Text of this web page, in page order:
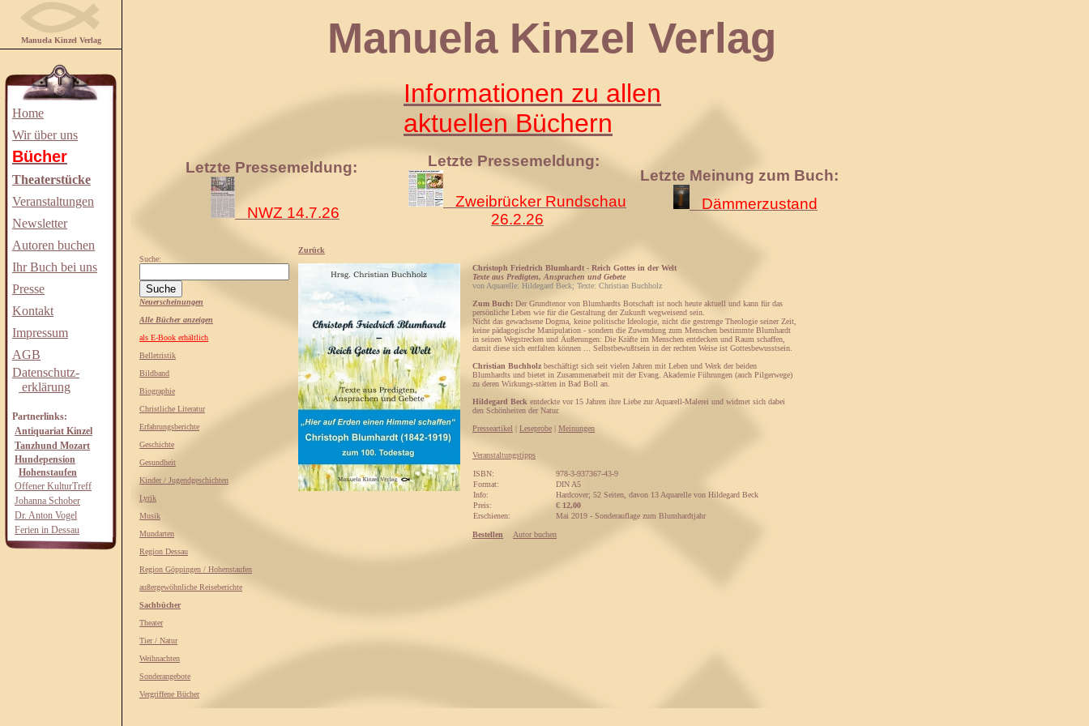
Manuela Kinzel Verlag
Home
Wir über uns
Bücher
Theaterstücke
Veranstaltungen
Newsletter
Autoren buchen
Ihr Buch bei uns
Presse
Kontakt
Impressum
AGB
Datenschutz-
erklärung
Partnerlinks:
Antiquariat Kinzel
Tanzhund Mozart
Hundepension
Hohenstaufen
Offener KulturTreff
Johanna Schober
Dr. Anton Vogel
Ferien in Dessau
Manuela Kinzel Verlag
Informationen zu allen
aktuellen Büchern
Letzte Pressemeldung:
NWZ 14.7.26
Letzte Pressemeldung:
Zweibrücker Rundschau
26.2.26
Letzte Meinung zum Buch:
Dämmerzustand
Suche:
Neuerscheinungen
Alle Bücher anzeigen
als E-Book erhältlich
Belletristik
Bildband
Biographie
Christliche Literatur
Erfahrungsberichte
Geschichte
Gesundheit
Kinder / Jugendgeschichten
Lyrik
Musik
Mundarten
Region Dessau
Region Göppingen / Hohenstaufen
außergewöhnliche Reiseberichte
Sachbücher
Theater
Tier / Natur
Weihnachten
Sonderangebote
Vergriffene Bücher
Zurück
Christoph Friedrich Blumhardt - Reich Gottes in der Welt
Texte aus Predigten, Ansprachen und Gebete
von Aquarelle: Hildegard Beck; Texte: Christian Buchholz
Zum Buch: Der Grundtenor von Blumhardts Botschaft ist noch heute aktuell und kann für das
persönliche Leben wie für die Gestaltung der Zukunft wegweisend sein.
Nicht das gewachsene Dogma, keine politische Ideologie, nicht die gestrenge Theologie seiner Zeit,
keine pädagogische Manipulation - sondern die Zuwendung zum Menschen bestimmte Blumhardt
in seinen Wegstrecken und Äußerungen: Die Kräfte im Menschen entdecken und Raum schaffen,
damit diese sich entfalten können ... Selbstbewußtsein in der rechten Weise ist Gottesbewusstsein.
Christian Buchholz beschäftigt sich seit vielen Jahren mit Leben und Werk der beiden
Blumhardts und bietet in Zusammenarbeit mit der Evang. Akademie Führungen (auch Pilgerwege)
zu deren Wirkungs-stätten in Bad Boll an.
Hildegard Beck entdeckte vor 15 Jahren ihre Liebe zur Aquarell-Malerei und widmet sich dabei
den Schönheiten der Natur.
Presseartikel | Leseprobe | Meinungen
Veranstaltungstipps
ISBN:
978-3-937367-43-9
Format:
DIN A5
Info:
Hardcover; 52 Seiten, davon 13 Aquarelle von Hildegard Beck
Preis:
€ 12,00
Erschienen:
Mai 2019 - Sonderauflage zum Blumhardtjahr
Bestellen Autor buchen